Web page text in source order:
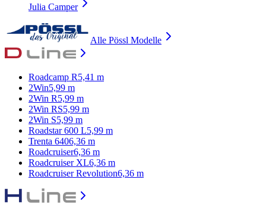
Julia Camper
Alle Pössl Modelle
Roadcamp R5,41 m
2Win5,99 m
2Win R5,99 m
2Win RS5,99 m
2Win S5,99 m
Roadstar 600 L5,99 m
Trenta 6406,36 m
Roadcruiser6,36 m
Roadcruiser XL6,36 m
Roadcruiser Revolution6,36 m